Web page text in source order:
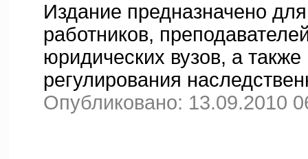
Издание предназначено
работников,
юридических вузов, а
регулирования
Опубликовано: 13.09.2010